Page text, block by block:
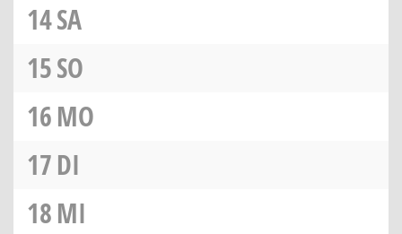
14SA
15SO
16MO
17DI
18MI